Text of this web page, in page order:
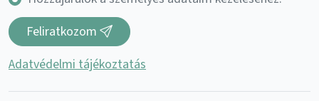
Feliratkozom
Adatvédelmi tájékoztatás